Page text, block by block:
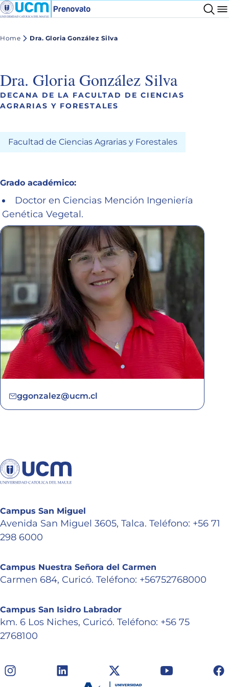
Home Dra. Gloria González Silva
Dra. Gloria González Silva
DECANA DE LA FACULTAD DE CIENCIAS
AGRARIAS Y FORESTALES
Facultad de Ciencias Agrarias y Forestales
Grado académico:
Doctor en Ciencias Mención Ingeniería
Genética Vegetal.
ggonzalez@ucm.cl
Campus San Miguel
Avenida San Miguel 3605, Talca. Teléfono: +56 71
298 6000
Campus Nuestra Señora del Carmen
Carmen 684, Curicó. Teléfono: +56752768000
Campus San Isidro Labrador
km. 6 Los Niches, Curicó. Teléfono: +56 75
2768100